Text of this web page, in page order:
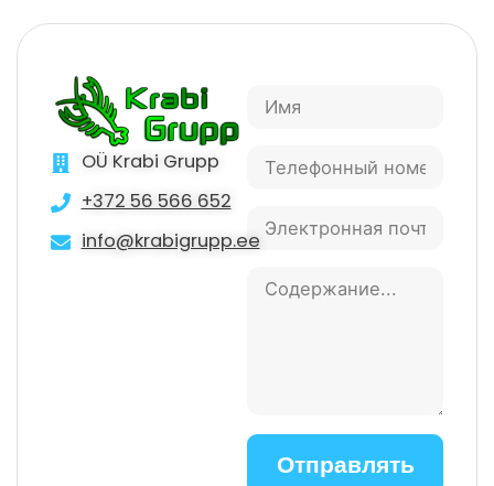
OÜ Krabi Grupp
+372 56 566 652
info@krabigrupp.ee